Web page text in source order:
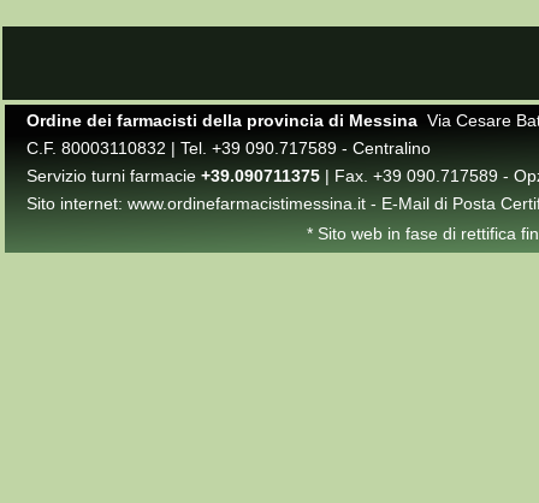
Ordine dei farmacisti della provincia di MessinaVia Cesare
C.F. 80003110832 | Tel. +39 090.717589 - Centralino
Servizio turni farmacie +39.090711375| Fax. +39 090.717589 -
Sito internet: www.ordinefarmacistimessina.it- E-Mail di Posta
* Sito web in fase di rettifica